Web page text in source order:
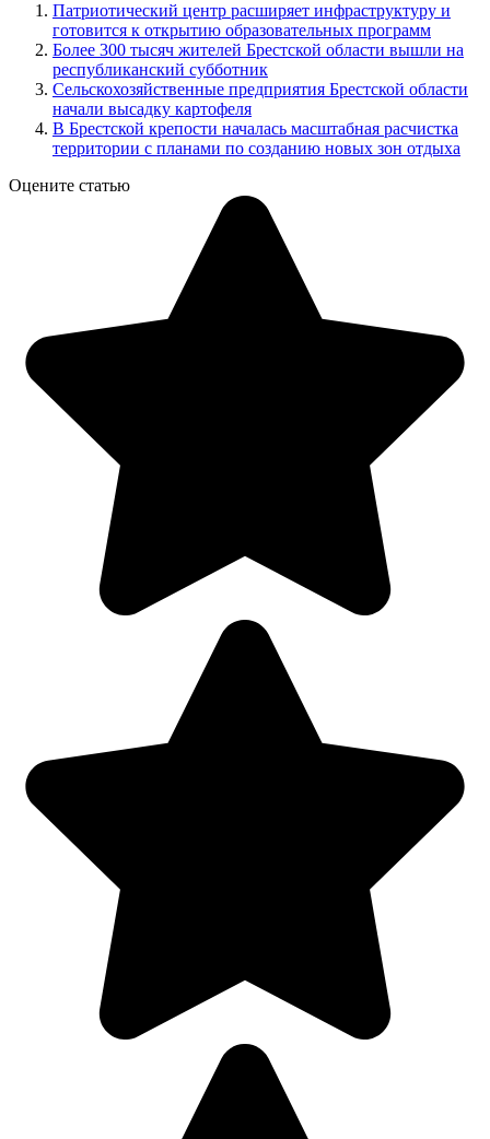
Патриотический центр расширяет инфраструктуру и
готовится к открытию образовательных программ
Более 300 тысяч жителей Брестской области вышли на
республиканский субботник
Сельскохозяйственные предприятия Брестской области
начали высадку картофеля
В Брестской крепости началась масштабная расчистка
территории с планами по созданию новых зон отдыха
Оцените статью